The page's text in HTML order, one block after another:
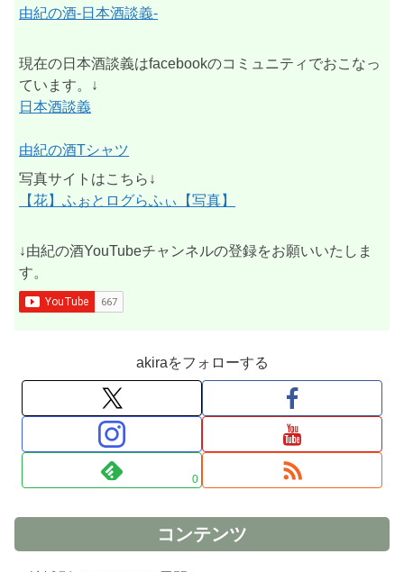
由紀の酒-日本酒談義-
現在の日本酒談義はfacebookのコミュニティでおこなっ
ています。↓
日本酒談義
由紀の酒Tシャツ
写真サイトはこちら↓
【花】ふぉとログらふぃ【写真】
↓由紀の酒YouTubeチャンネルの登録をお願いいたしま
す。
akiraをフォローする
0
コンテンツ